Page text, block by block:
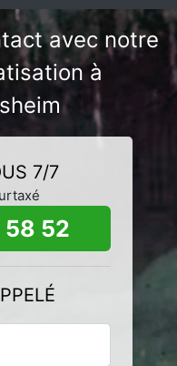
avec notre
à
7/7
58 52